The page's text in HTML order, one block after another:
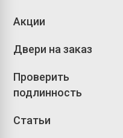
Акции
Двери на заказ
Проверить
подлинность
Статьи